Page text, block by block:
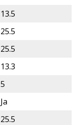
13.5
25.5
25.5
13.3
5
Ja
25.5